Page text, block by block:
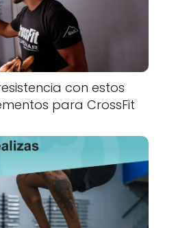
con estos
para CrossFit